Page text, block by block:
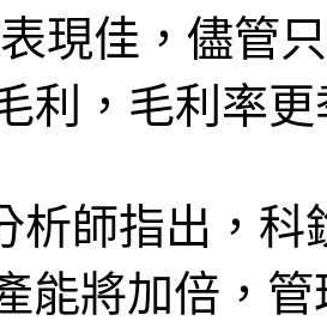
表現佳，儘管
利，毛利率
析師指出，
能將加倍，